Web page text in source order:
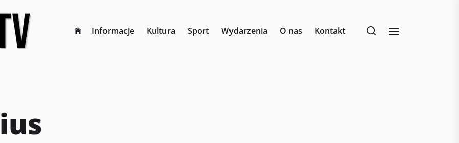
Informacje Kultura Sport Wydarzenia O nas Kontakt